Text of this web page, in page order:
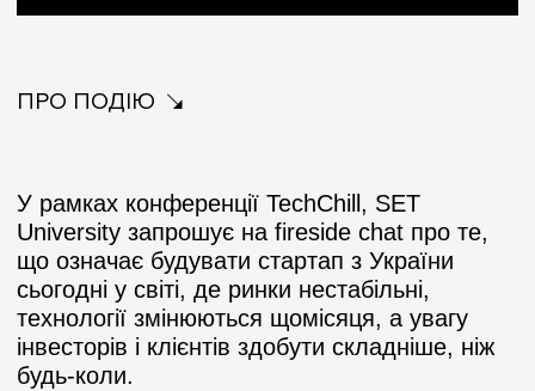
ПРО ПОДІЮ
У рамках конференції TechChill, SET
University запрошує на fireside chat про те,
що означає будувати стартап з України
сьогодні у світі, де ринки нестабільні,
технології змінюються щомісяця, а увагу
інвесторів і клієнтів здобути складніше, ніж
будь-коли.